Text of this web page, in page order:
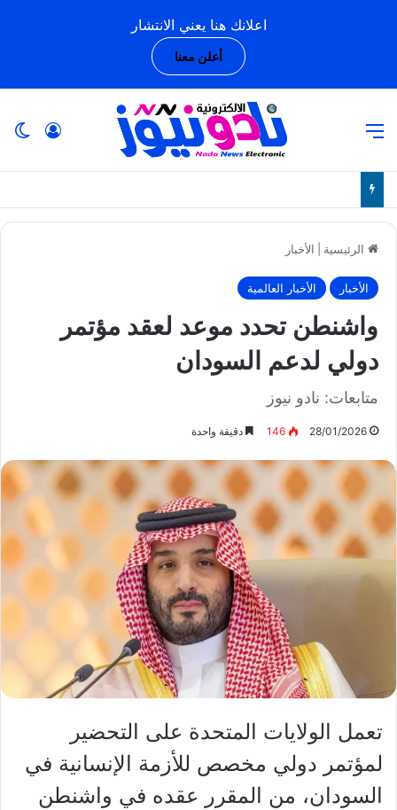
اعلانك هنا يعني الانتشار
أعلن معنا
الرئيسية الأخبار
الأخبار الأخبار العالمية
واشنطن تحدد موعد لعقد مؤتمر
دولي لدعم السودان
متابعات: نادو نيوز
28/01/2026
146 دقيقة واحدة
تعمل الولايات المتحدة على التحضير
لمؤتمر دولي مخصص للأزمة الإنسانية في
السودان، من المقرر عقده في واشنطن